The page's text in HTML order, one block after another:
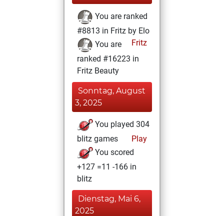
You are ranked
#8813 in Fritz by Elo
Fritz
You are
ranked #16223 in
Fritz Beauty
Sonntag, August
3, 2025
You played 304
blitz games
Play
You scored
+127 =11 -166 in
blitz
Dienstag, Mai 6,
2025